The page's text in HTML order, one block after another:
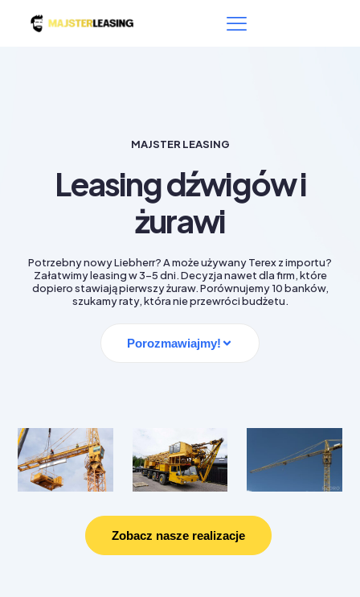
MAJSTER LEASING
Leasing dźwigów i
żurawi
Potrzebny nowy Liebherr? A może używany Terex z importu?
Załatwimy leasing w 3–5 dni. Decyzja nawet dla firm, które
dopiero stawiają pierwszy żuraw. Porównujemy 10 banków,
szukamy raty, która nie przewróci budżetu.
Porozmawiajmy!
Zobacz nasze realizacje